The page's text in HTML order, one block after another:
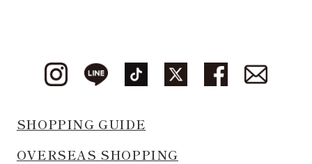
SHOPPING GUIDE
OVERSEAS SHOPPING